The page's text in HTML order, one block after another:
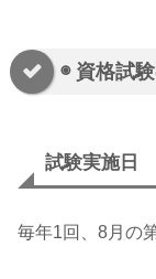
◉ 資格試
試験実施日
毎年1回、8月の